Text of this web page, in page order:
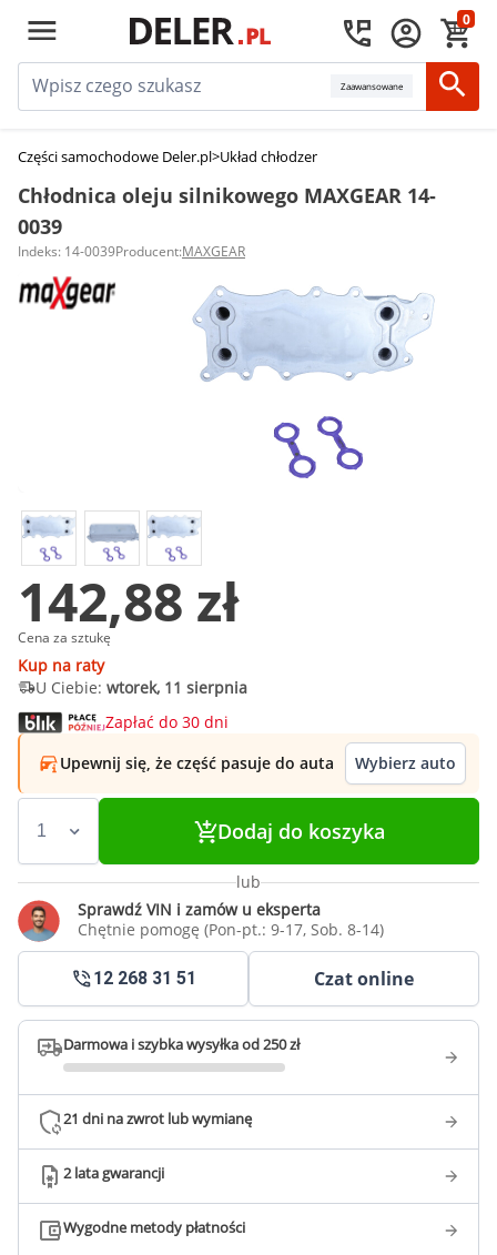
0
Zaawansowane
Części samochodowe Deler.pl>Układ chłodzenia silnika
Chłodnica oleju silnikowego MAXGEAR 14-
0039
Indeks: 14-0039Producent:MAXGEAR
142,88 zł
Cena za sztukę
Kup na raty
U Ciebie: wtorek, 11 sierpnia
Zapłać do 30 dni
Upewnij się, że część pasuje do auta
Wybierz auto
Dodaj do koszyka
lub
Sprawdź VIN i zamów u eksperta
Chętnie pomogę (Pon-pt.: 9-17, Sob. 8-14)
12 268 31 51 Czat online
Darmowa i szybka wysyłka od 250 zł
21 dni na zwrot lub wymianę
2 lata gwarancji
Wygodne metody płatności